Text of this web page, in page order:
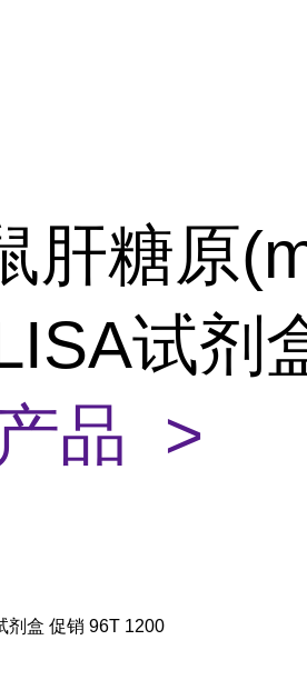
肝糖原
试剂
品 >
剂盒 促销 96T 1200